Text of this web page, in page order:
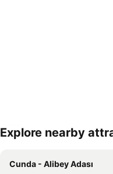
Haritayı genişlet
Explore nearby
Cunda - Alibey Adası